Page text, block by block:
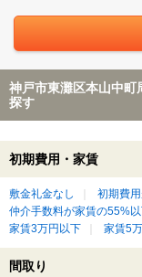
神戸市東灘区本山中町
探す
初期費用・家賃
敷金礼金なし 初期費
仲介手数料が家賃の55%
家賃3万円以下
家賃5
間取り